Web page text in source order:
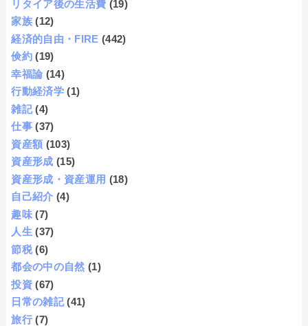
リタイア後の生活費 (19)
家族 (12)
経済的自由・FIRE (442)
倹約 (19)
幸福論 (14)
行動経済学 (1)
雑記 (4)
仕事 (37)
資産額 (103)
資産形成 (15)
資産形成・資産運用 (18)
自己紹介 (4)
趣味 (7)
人生 (37)
節税 (6)
都会の中の自然 (1)
投資 (67)
日常の雑記 (41)
旅行 (7)